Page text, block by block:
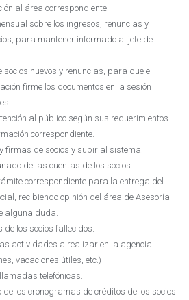
al área correspondiente.
sobre los ingresos, renuncias y
para mantener informado al jefe de
nuevos y renuncias, para que el
firme los documentos en la sesión
al público según sus requerimientos
correspondiente.
firmas de socios y subir al sistema.
de las cuentas de los socios.
correspondiente para la entrega del
recibiendo opinión del área de Asesoría
alguna duda.
de los socios fallecidos.
actividades a realizar en la agencia
vacaciones útiles, etc.)
telefónicas.
los cronogramas de créditos de los socios